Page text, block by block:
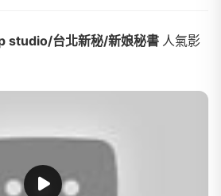
studio/台北新秘/新娘秘書 人氣影